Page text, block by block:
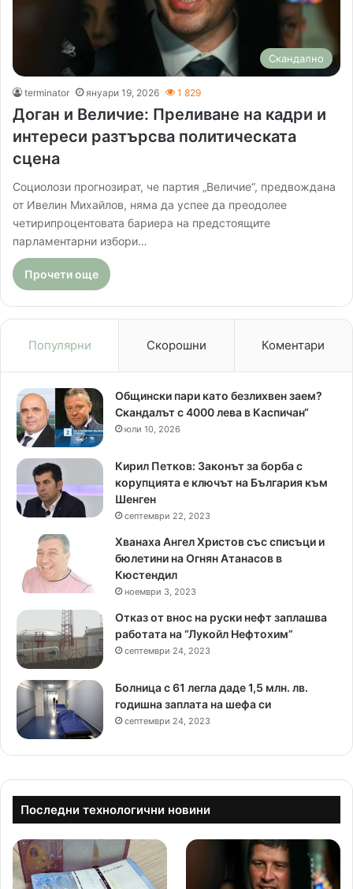
Скандално
terminator януари 19, 2026 1 829
Доган и Величие: Преливане на кадри и
интереси разтърсва политическата
сцена
Социолози прогнозират, че партия „Величие“, предвождана
от Ивелин Михайлов, няма да успее да преодолее
четирипроцентовата бариера на предстоящите
парламентарни избори…
Прочети още
Популярни Скорошни Коментари
Общински пари като безлихвен заем?
Скандалът с 4000 лева в Каспичан“
юли 10, 2026
Кирил Петков: Законът за борба с
корупцията е ключът на България към
Шенген
септември 22, 2023
Хванаха Ангел Христов със списъци и
бюлетини на Огнян Атанасов в
Кюстендил
ноември 3, 2023
Отказ от внос на руски нефт заплашва
работата на “Лукойл Нефтохим”
септември 24, 2023
Болница с 61 легла даде 1,5 млн. лв.
годишна заплата на шефа си
септември 24, 2023
Последни технологични новини